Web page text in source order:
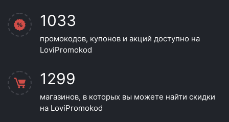
1033
промокодов, купонов и акций доступно на
LoviPromokod
1299
магазинов, в которых вы можете найти скидки
на LoviPromokod